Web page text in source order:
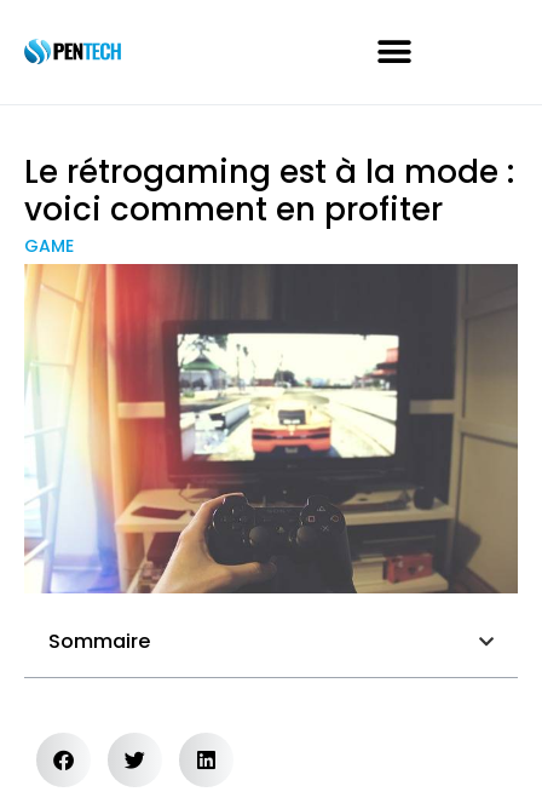
Le rétrogaming est à la mode :
voici comment en profiter
GAME
Sommaire